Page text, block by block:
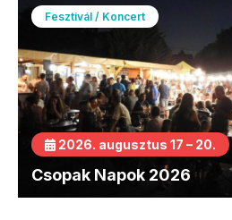
Fesztivál / Koncert
2026. augusztus 17 – 20.
Csopak Napok 2026